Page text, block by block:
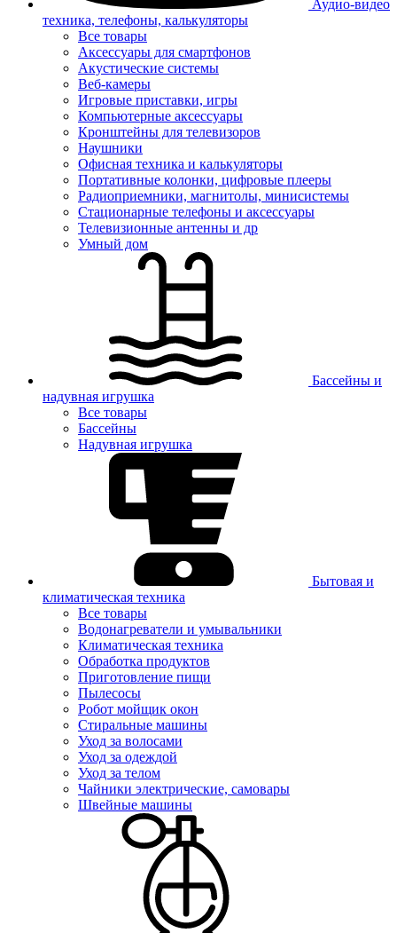
Аудио-видео
техника, телефоны, калькуляторы
Все товары
Аксессуары для смартфонов
Акустические системы
Веб-камеры
Игровые приставки, игры
Компьютерные аксессуары
Кронштейны для телевизоров
Наушники
Офисная техника и калькуляторы
Портативные колонки, цифровые плееры
Радиоприемники, магнитолы, минисистемы
Стационарные телефоны и аксессуары
Телевизионные антенны и др
Умный дом
Бассейны и
надувная игрушка
Все товары
Бассейны
Надувная игрушка
Бытовая и
климатическая техника
Все товары
Водонагреватели и умывальники
Климатическая техника
Обработка продуктов
Приготовление пищи
Пылесосы
Робот мойщик окон
Стиральные машины
Уход за волосами
Уход за одеждой
Уход за телом
Чайники электрические, самовары
Швейные машины